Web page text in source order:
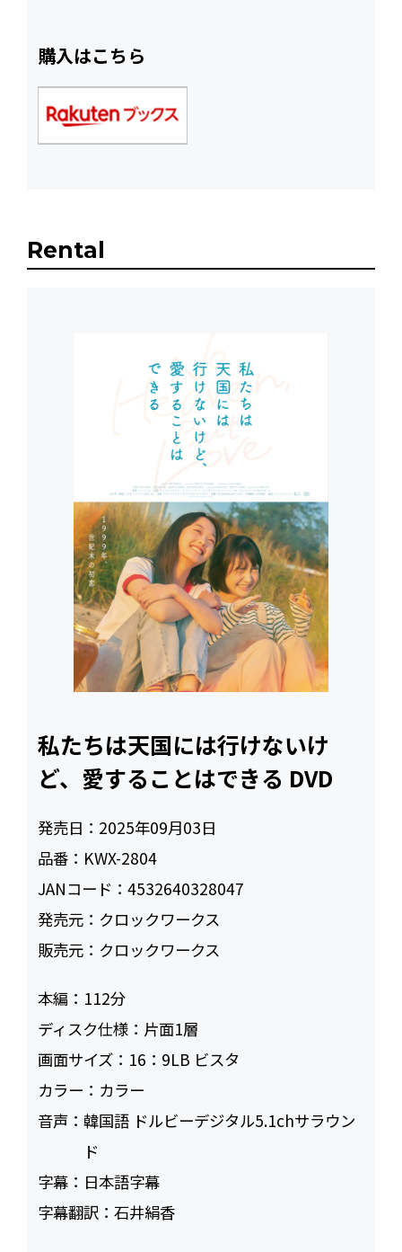
購入はこちら
Rental
私たちは天国には行けないけ
ど、愛することはできる DVD
発売日： 2025年09月03日
品番： KWX-2804
JANコード：4532640328047
発売元： クロックワークス
販売元： クロックワークス
本編： 112
ディスク仕様： 片面1層
画面サイズ： 16：9LB ビスタ
カラー： カラー
音声：韓国語 ドルビーデジタル5.1chサラウン
ド
字幕： 日本語字幕
字幕翻訳：石井絹香